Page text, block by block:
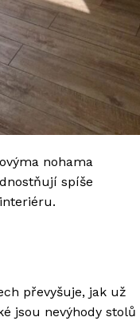
nohama
spíše
převyšuje, jak už
jsou nevýhody stolů